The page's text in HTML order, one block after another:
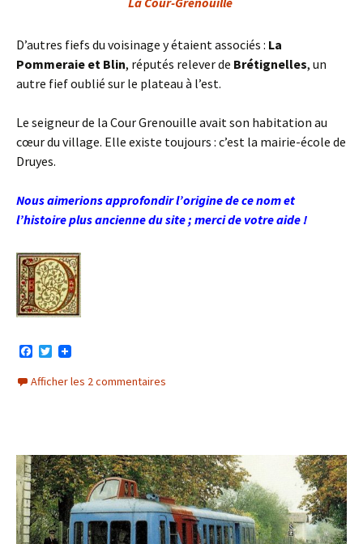
D’autres fiefs du voisinage y étaient associés : La
Pommeraie et Blin, réputés relever de Brétignelles, un
autre fief oublié sur le plateau à l’est.
Le seigneur de la Cour Grenouille avait son habitation au
cœur du village. Elle existe toujours : c’est la mairie-école de
Druyes.
Nous aimerions approfondir l’origine de ce nom et
l’histoire plus ancienne du site ; merci de votre aide !
c
e
T
i
t
Afficher les 2 commentaires